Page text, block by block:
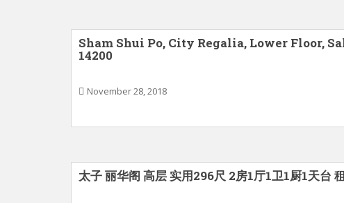
Sham Shui Po, City Regalia, Lower Floor,
14200
November 28, 2018
太子 丽华阁 高层 实用296尺 2房1厅1卫1厨1天台